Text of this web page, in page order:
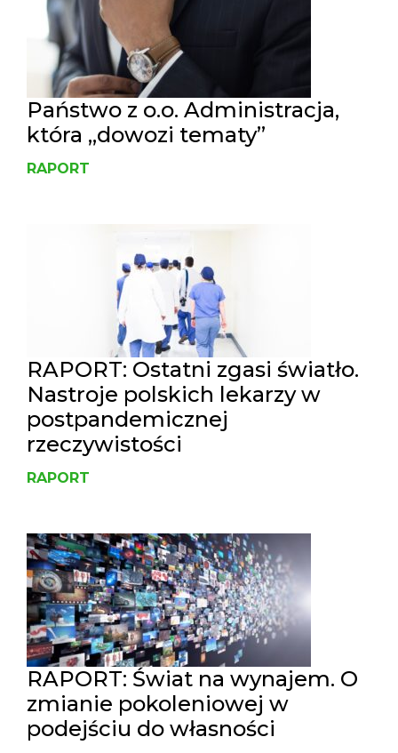
Państwo z o.o. Administracja,
która „dowozi tematy”
RAPORT
RAPORT: Ostatni zgasi światło.
Nastroje polskich lekarzy w
postpandemicznej
rzeczywistości
RAPORT
RAPORT: Świat na wynajem. O
zmianie pokoleniowej w
podejściu do własności